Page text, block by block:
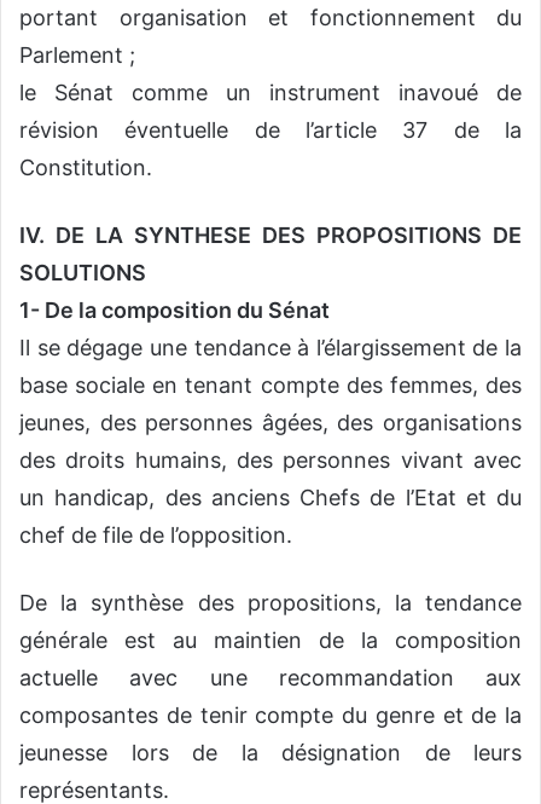
portant organisation et fonctionnement du
Parlement ;
le Sénat comme un instrument inavoué de
révision éventuelle de l’article 37 de la
Constitution.
IV. DE LA SYNTHESE DES PROPOSITIONS DE
SOLUTIONS
1- De la composition du Sénat
Il se dégage une tendance à l’élargissement de la
base sociale en tenant compte des femmes, des
jeunes, des personnes âgées, des organisations
des droits humains, des personnes vivant avec
un handicap, des anciens Chefs de l’Etat et du
chef de file de l’opposition.
De la synthèse des propositions, la tendance
générale est au maintien de la composition
actuelle avec une recommandation aux
composantes de tenir compte du genre et de la
jeunesse lors de la désignation de leurs
représentants.